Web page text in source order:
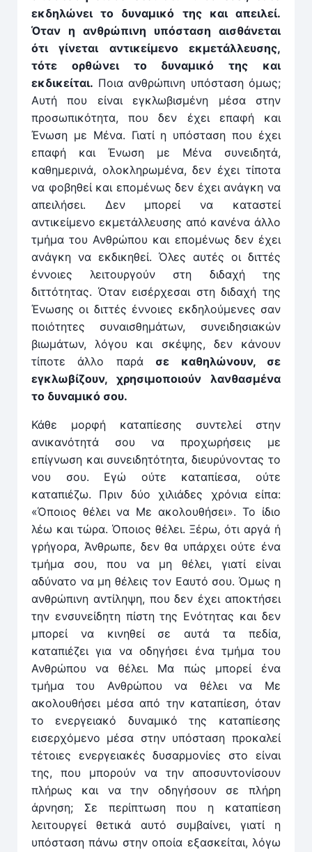
εκδηλώνει το δυναμικό της και απειλεί.
Όταν η ανθρώπινη υπόσταση αισθάνεται
ότι γίνεται αντικείμενο εκμετάλλευσης,
τότε ορθώνει το δυναμικό της και
εκδικείται. Ποια ανθρώπινη υπόσταση όμως;
Αυτή που είναι εγκλωβισμένη μέσα στην
προσωπικότητα, που δεν έχει επαφή και
Ένωση με Μένα. Γιατί η υπόσταση που έχει
επαφή και Ένωση με Μένα συνειδητά,
καθημερινά, ολοκληρωμένα, δεν έχει τίποτα
να φοβηθεί και επομένως δεν έχει ανάγκη να
απειλήσει. Δεν μπορεί να καταστεί
αντικείμενο εκμετάλλευσης από κανένα άλλο
τμήμα του Ανθρώπου και επομένως δεν έχει
ανάγκη να εκδικηθεί. Όλες αυτές οι διττές
έννοιες λειτουργούν στη διδαχή της
διττότητας. Όταν εισέρχεσαι στη διδαχή της
Ένωσης οι διττές έννοιες εκδηλούμενες σαν
ποιότητες συναισθημάτων, συνειδησιακών
βιωμάτων, λόγου και σκέψης, δεν κάνουν
τίποτε άλλο παρά σε καθηλώνουν, σε
εγκλωβίζουν, χρησιμοποιούν λανθασμέ­να
το δυναμικό σου.
Κάθε μορφή καταπίεσης συντελεί στην
ανικανότητά σου να προχωρήσεις με
επίγνωση και συνειδητότητα, διευρύνοντας το
νου σου. Εγώ ούτε καταπίεσα, ούτε
καταπιέζω. Πριν δύο χιλιάδες χρόνια είπα:
«Όποιος θέλει να Με ακολουθήσει». Το ίδιο
λέω και τώρα. Όποιος ­θέλει. Ξέρω, ότι αργά ή
γρήγορα, Άνθρωπε, δεν θα υπάρχει ούτε ένα
τμήμα σου, που να μη θέλει, γιατί είναι
αδύνατο να μη θέλεις τον Εαυτό σου. Όμως η
ανθρώπινη αντίληψη, που δεν έχει αποκτήσει
την ενσυνείδητη πίστη της Ενότητας και δεν
μπορεί να κινηθεί σε αυτά τα πεδία,
καταπιέζει για να οδηγήσει ένα τμήμα του
Ανθρώπου να θέλει. Μα πώς μπορεί ένα
τμήμα του Ανθρώπου να θέλει να Με
ακολουθήσει μέσα από την καταπίεση, όταν
το ενεργειακό δυναμικό της καταπίεσης
εισερχόμενο μέσα στην υπόσταση προκαλεί
τέτοιες ενεργειακές δυσαρμονίες στο είναι
της, που μπορούν να την αποσυντονίσουν
πλήρως και να την οδηγήσουν σε πλήρη
άρνηση; Σε περίπτωση που η καταπίεση
λειτουργεί θετικά αυτό συμβαίνει, γιατί η
υπόσταση πάνω στην οποία εξασκείται, λόγω